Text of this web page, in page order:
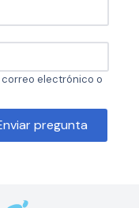
electrónico o
pregunta